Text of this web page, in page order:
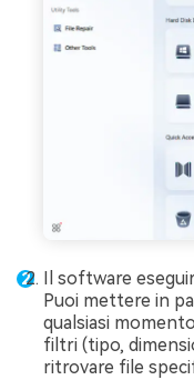
Il software
Puoi mettere in
qualsiasi
filtri (tipo,
ritrovare file